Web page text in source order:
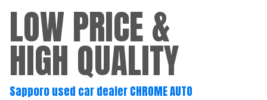
LOW PRICE &
HIGH QUALITY
Sapporo used car dealer CHROME AUTO